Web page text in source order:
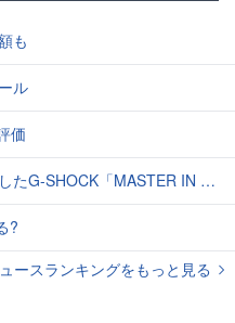
も
ル
価
MASTER IN HORIZON GOLD」3モデル
?
ースランキングをもっと見る